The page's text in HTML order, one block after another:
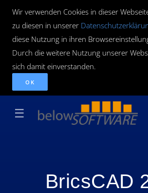
Wir verwenden Cookies in dieser
zu diesen in unserer
diese Nutzung in ihren
Durch die weitere Nutzung unserer
sich damit einverstanden.
OK
☰
BricsCAD